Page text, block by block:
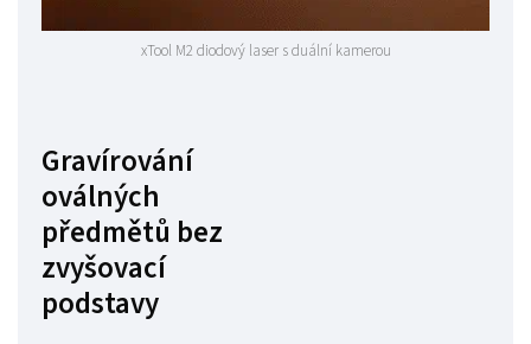
xTool M2 diodový laser s duální kamerou
Gravírování
oválných
předmětů bez
zvyšovací
podstavy